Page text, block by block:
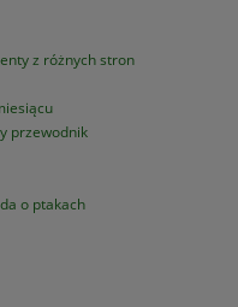
z różnych stron
przewodnik
o ptakach